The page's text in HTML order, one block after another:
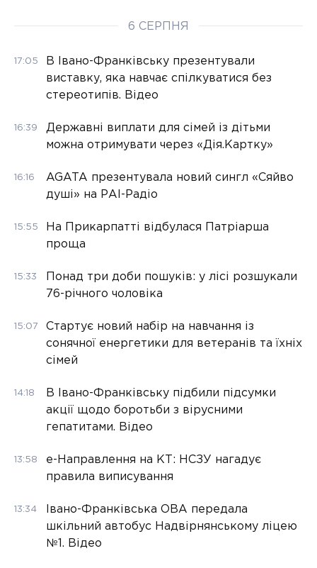
6 СЕРПНЯ
17:05
В Івано-Франківську презентували
виставку, яка навчає спілкуватися без
стереотипів. Відео
16:39
Державні виплати для сімей із дітьми
можна отримувати через «Дія.Картку»
16:16
AGATA презентувала новий сингл «Сяйво
душі» на РАІ-Радіо
15:55
На Прикарпатті відбулася Патріарша
проща
15:33
Понад три доби пошуків: у лісі розшукали
76-річного чоловіка
15:07
Стартує новий набір на навчання із
сонячної енергетики для ветеранів та їхніх
сімей
14:18
В Івано-Франківську підбили підсумки
акції щодо боротьби з вірусними
гепатитами. Відео
13:58
е-Направлення на КТ: НСЗУ нагадує
правила виписування
13:34
Івано-Франківська ОВА передала
шкільний автобус Надвірнянському ліцею
№1. Відео